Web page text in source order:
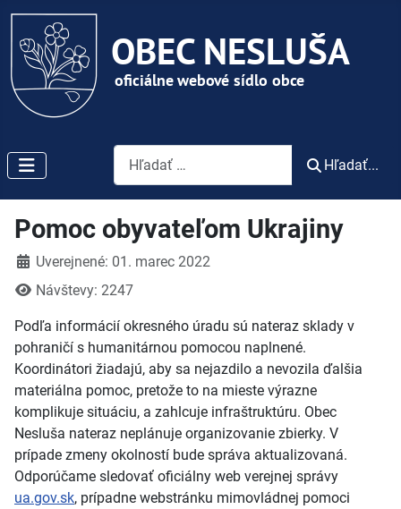
Vyhľadávanie
Hľadať...
Pomoc obyvateľom Ukrajiny
DetailyUverejnené: 01. marec 2022
Návštevy: 2247
Podľa informácií okresného úradu sú nateraz sklady v
pohraničí s humanitárnou pomocou naplnené.
Koordinátori žiadajú, aby sa nejazdilo a nevozila ďalšia
materiálna pomoc, pretože to na mieste výrazne
komplikuje situáciu, a zahlcuje infraštruktúru. Obec
Nesluša nateraz neplánuje organizovanie zbierky. V
prípade zmeny okolností bude správa aktualizovaná.
Odporúčame sledovať oficiálny web verejnej správy
ua.gov.sk, prípadne webstránku mimovládnej pomoci